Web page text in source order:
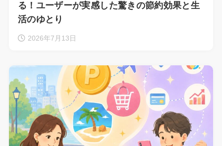
る！ユーザーが実感した驚きの節約効果と生
活のゆとり
2026年7月13日